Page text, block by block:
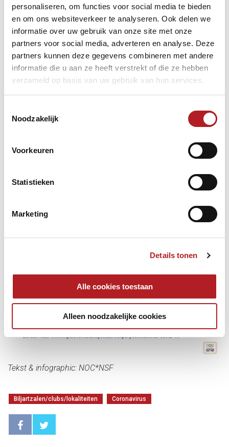
personaliseren, om functies voor social media te bieden
en om ons websiteverkeer te analyseren. Ook delen we
informatie over uw gebruik van onze site met onze
partners voor social media, adverteren en analyse. Deze
partners kunnen deze gegevens combineren met andere
informatie die u aan ze heeft verstrekt of die ze hebben
verzameld op basis van uw gebruik van hun services.
Noodzakelijk
Voorkeuren
Statistieken
Marketing
Details tonen
Alle cookies toestaan
Alleen noodzakelijke cookies
Tekst & infographic: NOC*NSF
Biljartzalen/clubs/lokaliteiten Coronavirus